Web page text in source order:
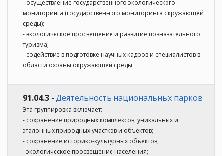
- осуществление государственного экологического
мониторинга (государственного мониторинга окружающей
среды);
- экологическое просвещение и развитие познавательного
туризма;
- содействие в подготовке научных кадров и специалистов в
области охраны окружающей среды
91.04.3 - Деятельность национальных парков
Эта группировка включает:
- сохранение природных комплексов, уникальных и
эталонных природных участков и объектов;
- сохранение историко-культурных объектов;
- экологическое просвещение населения;